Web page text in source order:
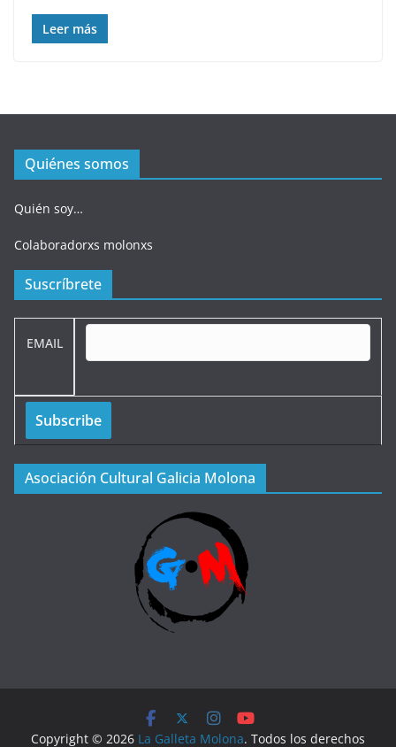
Leer más
Quiénes somos
Quién soy…
Colaboradorxs molonxs
Suscríbrete
EMAIL
Asociación Cultural Galicia Molona
Copyright © 2026 La Galleta Molona. Todos los derechos